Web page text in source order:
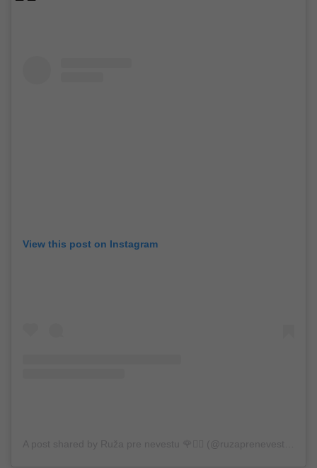
View this post on Instagram